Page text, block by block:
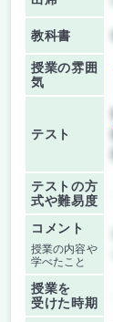
教科書
授業の雰囲
気
テスト
テストの方
式や難易度
コメント
授業の内容や
学べたこと
授業を
受けた時期